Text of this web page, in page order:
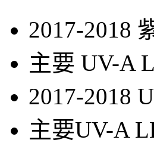
2017-2018
主要 UV-A
2017-2018
主要UV-A